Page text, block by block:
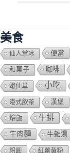
美食
仙人掌冰 便當
和菓子 咖啡
嫰仙草 小吃
港式飲茶 漢堡
燴飯 牛排
牛肉麵 牛雜湯
粉圓 紅薑黃粉